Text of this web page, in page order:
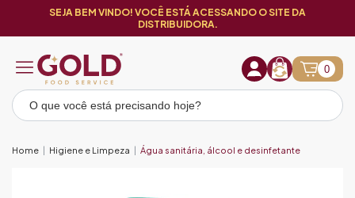
SEJA BEM VINDO! VOCÊ ESTÁ ACESSANDO O SITE DA
DISTRIBUIDORA.
0
Home Higiene e Limpeza Água sanitária, álcool e desinfetante